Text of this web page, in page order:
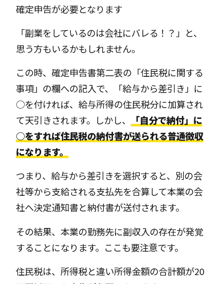
確定申告が必要となります
「副業をしているのは会社にバレる！？」と、
思う方もいるかもしれません。
この時、確定申告書第二表の「住民税に関する
事項」の欄への記入で、「給与から差引き」に
○を付ければ、給与所得の住民税分に加算され
て天引きされます。しかし、
「自分で納付」に
○をすれば住民税の納付書が送られる普通徴収
になります。
つまり、給与から差引きを選択すると、別の会
社等から支給される支払先を合算して本業の会
社へ決定通知書と納付書が送付されます。
その結果、本業の勤務先に副収入の存在が発覚
することになります。ここも要注意です。
住民税は、所得税と違い所得金額の合計額が20